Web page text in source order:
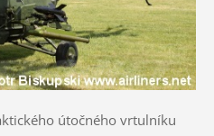
útočného vrtulníku